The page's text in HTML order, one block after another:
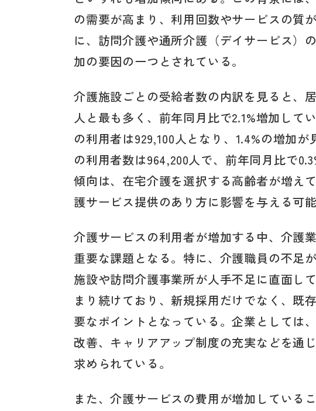
の需要が高まり、利用回数やサービスの質
に、訪問介護や通所介護（デイサービス）
加の要因の一つとされている。
介護施設ごとの受給者数の内訳を見ると、
人と最も多く、前年同月比で2.1%増加して
の利用者は929,100人となり、1.4%の増加
の利用者数は964,200人で、前年同月比で
傾向は、在宅介護を選択する高齢者が増え
護サービス提供のあり方に影響を与える可能
介護サービスの利用者が増加する中、介護
重要な課題となる。特に、介護職員の不足
施設や訪問介護事業所が人手不足に直面し
まり続けており、新規採用だけでなく、既
要なポイントとなっている。企業としては
改善、キャリアアップ制度の充実などを通
求められている。
また、介護サービスの費用が増加している